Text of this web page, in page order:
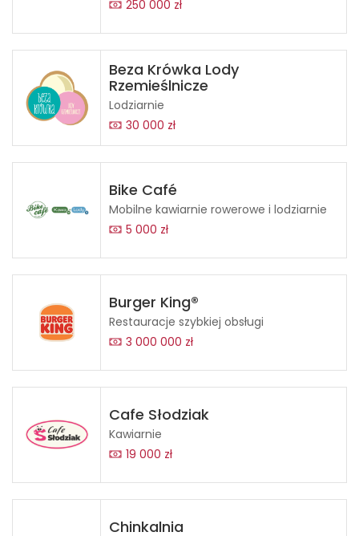
250 000 zł
Beza Krówka Lody
Rzemieślnicze
Lodziarnie
30 000 zł
Bike Café
Mobilne kawiarnie rowerowe i lodziarnie
5 000 zł
Burger King®
Restauracje szybkiej obsługi
3 000 000 zł
Cafe Słodziak
Kawiarnie
19 000 zł
Chinkalnia